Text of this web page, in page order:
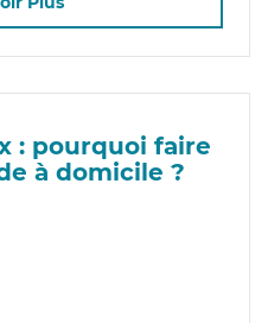
: pourquoi faire
à domicile ?